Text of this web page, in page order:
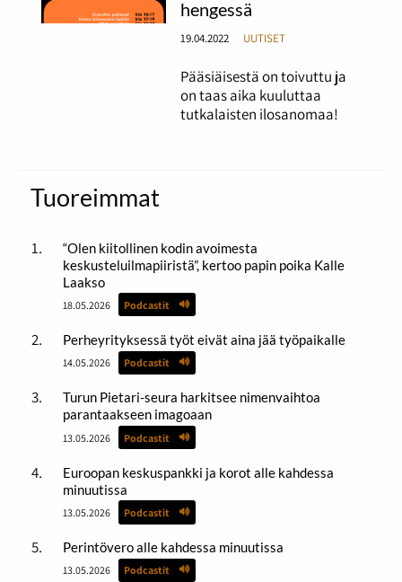
hengessä
19.04.2022 UUTISET
Pääsiäisestä on toivuttu ja
on taas aika kuuluttaa
tutkalaisten ilosanomaa!
Tuoreimmat
“Olen kiitollinen kodin avoimesta
keskusteluilmapiiristä”, kertoo papin poika Kalle
Laakso
18.05.2026 Podcastit
Perheyrityksessä työt eivät aina jää työpaikalle
14.05.2026 Podcastit
Turun Pietari-seura harkitsee nimenvaihtoa
parantaakseen imagoaan
13.05.2026 Podcastit
Euroopan keskuspankki ja korot alle kahdessa
minuutissa
13.05.2026 Podcastit
Perintövero alle kahdessa minuutissa
13.05.2026 Podcastit